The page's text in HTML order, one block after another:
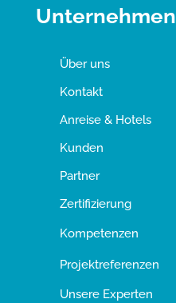
Unternehmen
Über uns
Kontakt
Anreise & Hotels
Kunden
Partner
Zertifizierung
Kompetenzen
Projektreferenzen
Unsere Experten